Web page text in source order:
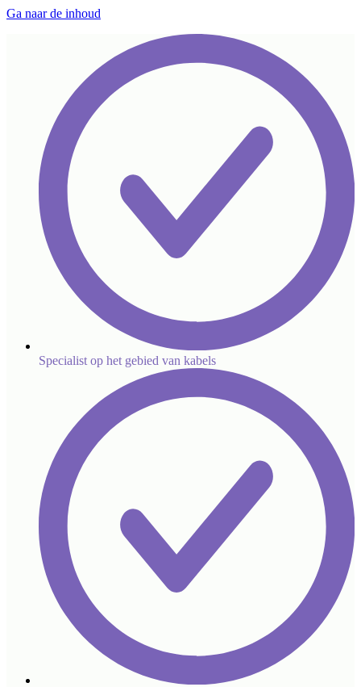
Ga naar de inhoud
Specialist op het gebied van kabels